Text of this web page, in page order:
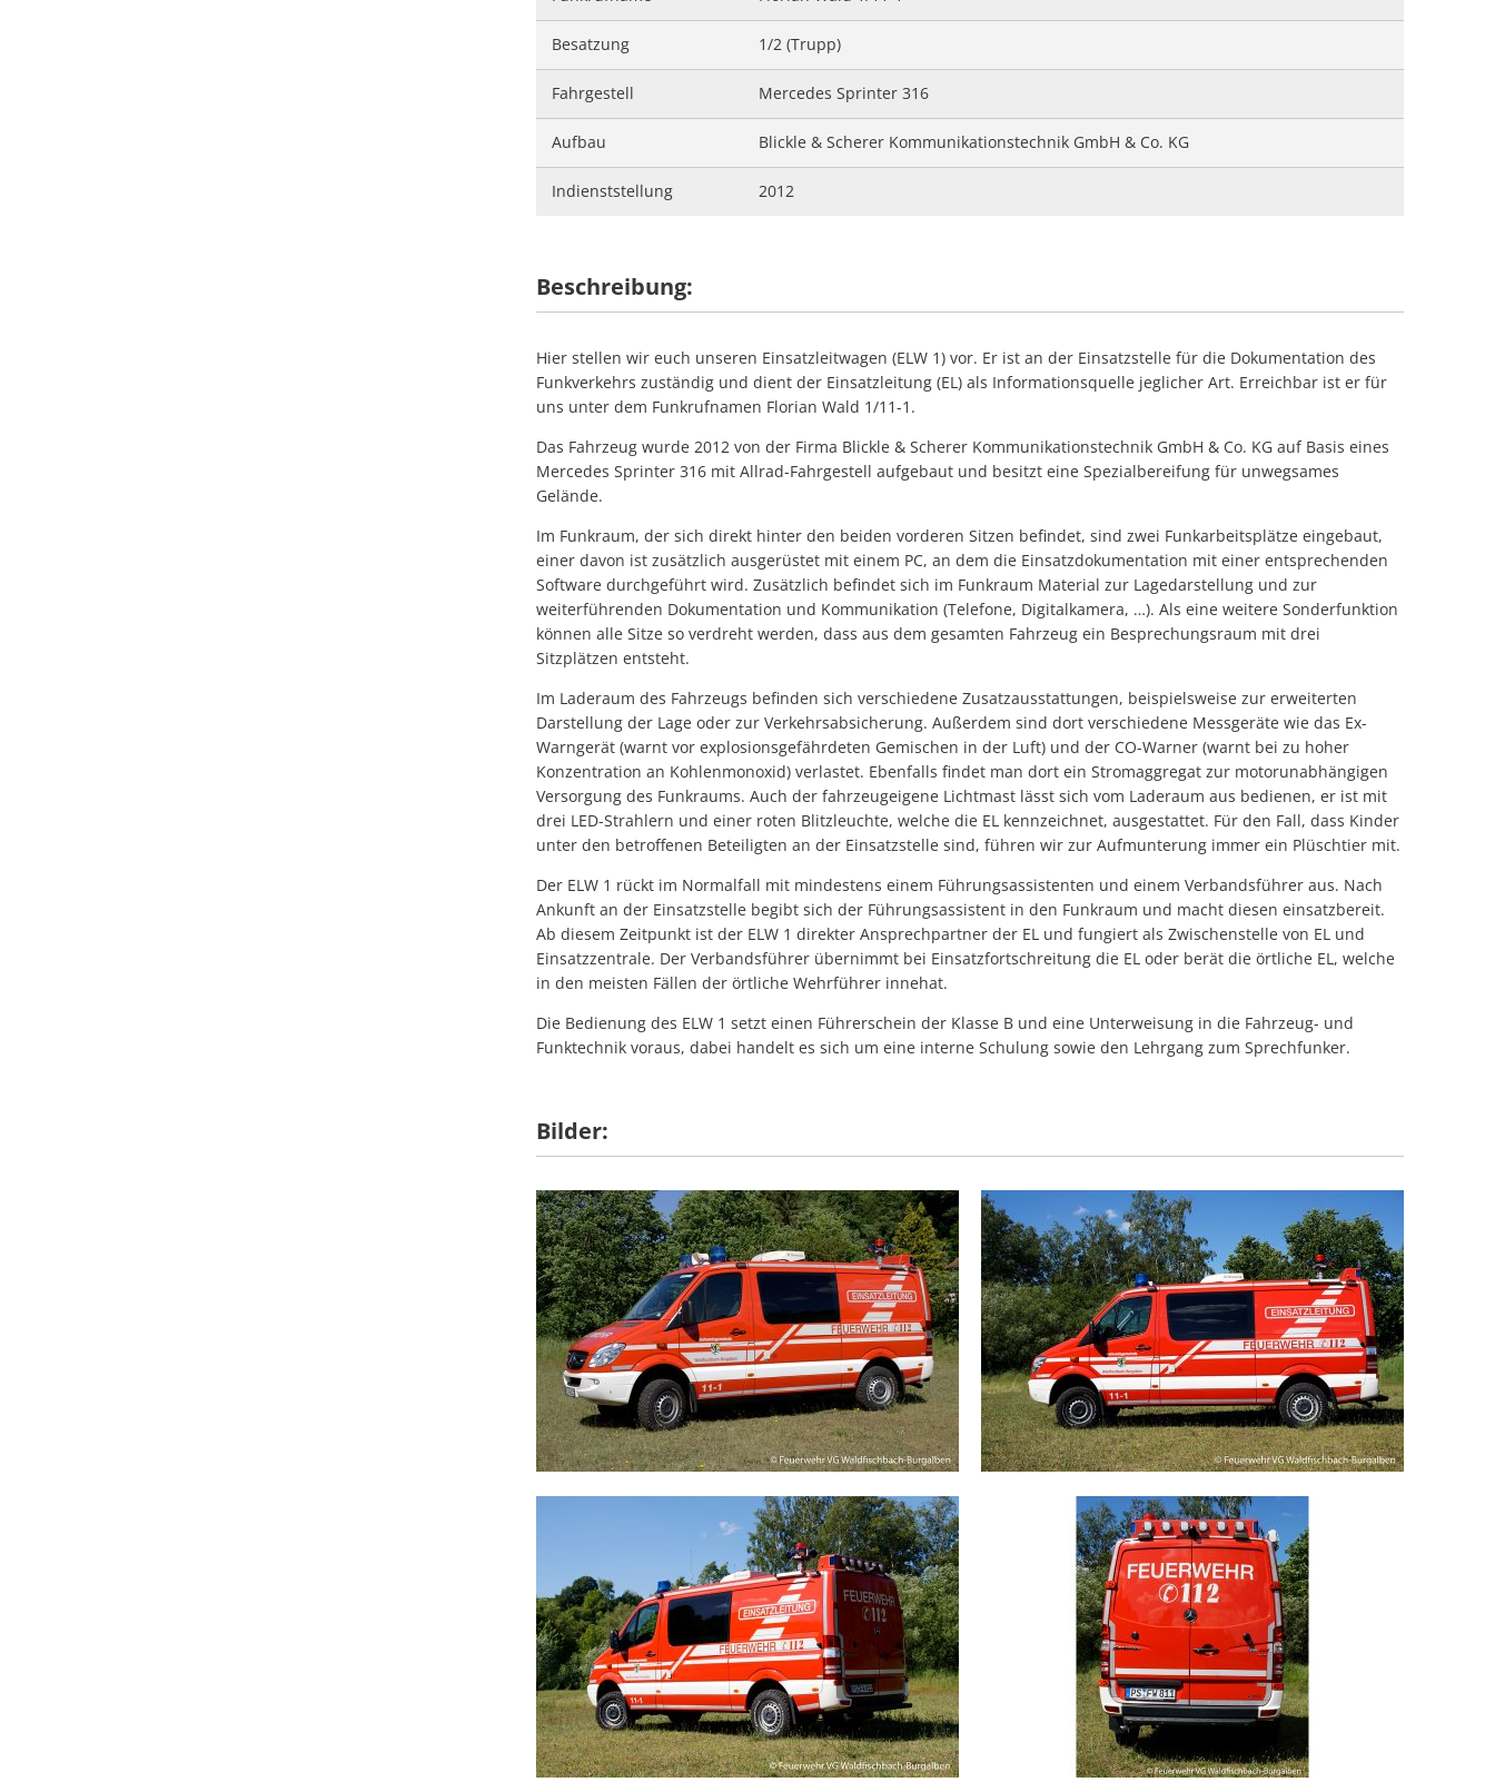
#26 - Einfache Hilfeleistung Burgalben
#24 - Unklare Rauchentwicklung im Freien Hermersberg
#09 - Stromausfall Schmalenberg
#07 - Wasser in Gebäude Waldfischbach
#06 - Unterstützung Rettungsdienst mit DLK Thaleischweiler
#05 - Personensuche Heltersberg
#04 - Notfalltüröffnung Waldfischbach
Besatzung 1/2 (Trupp)
Fahrgestell Mercedes Sprinter 316
Aufbau Blickle & Scherer Kommunikationstechnik GmbH & Co. KG
Indienststellung 2012
Beschreibung:
Hier stellen wir euch unseren Einsatzleitwagen (ELW 1) vor. Er ist an der Einsatzstelle für die Dokumentation des
Funkverkehrs zuständig und dient der Einsatzleitung (EL) als Informationsquelle jeglicher Art. Erreichbar ist er für
uns unter dem Funkrufnamen Florian Wald 1/11-1.
Das Fahrzeug wurde 2012 von der Firma Blickle & Scherer Kommunikationstechnik GmbH & Co. KG auf Basis eines
Mercedes Sprinter 316 mit Allrad-Fahrgestell aufgebaut und besitzt eine Spezialbereifung für unwegsames
Gelände.
Im Funkraum, der sich direkt hinter den beiden vorderen Sitzen befindet, sind zwei Funkarbeitsplätze eingebaut,
einer davon ist zusätzlich ausgerüstet mit einem PC, an dem die Einsatzdokumentation mit einer entsprechenden
Software durchgeführt wird. Zusätzlich befindet sich im Funkraum Material zur Lagedarstellung und zur
weiterführenden Dokumentation und Kommunikation (Telefone, Digitalkamera, …). Als eine weitere Sonderfunktion
können alle Sitze so verdreht werden, dass aus dem gesamten Fahrzeug ein Besprechungsraum mit drei
Sitzplätzen entsteht.
Im Laderaum des Fahrzeugs befinden sich verschiedene Zusatzausstattungen, beispielsweise zur erweiterten
Darstellung der Lage oder zur Verkehrsabsicherung. Außerdem sind dort verschiedene Messgeräte wie das Ex-
Warngerät (warnt vor explosionsgefährdeten Gemischen in der Luft) und der CO-Warner (warnt bei zu hoher
Konzentration an Kohlenmonoxid) verlastet. Ebenfalls findet man dort ein Stromaggregat zur motorunabhängigen
Versorgung des Funkraums. Auch der fahrzeugeigene Lichtmast lässt sich vom Laderaum aus bedienen, er ist mit
drei LED-Strahlern und einer roten Blitzleuchte, welche die EL kennzeichnet, ausgestattet. Für den Fall, dass Kinder
unter den betroffenen Beteiligten an der Einsatzstelle sind, führen wir zur Aufmunterung immer ein Plüschtier mit.
Der ELW 1 rückt im Normalfall mit mindestens einem Führungsassistenten und einem Verbandsführer aus. Nach
Ankunft an der Einsatzstelle begibt sich der Führungsassistent in den Funkraum und macht diesen einsatzbereit.
Ab diesem Zeitpunkt ist der ELW 1 direkter Ansprechpartner der EL und fungiert als Zwischenstelle von EL und
Einsatzzentrale. Der Verbandsführer übernimmt bei Einsatzfortschreitung die EL oder berät die örtliche EL, welche
in den meisten Fällen der örtliche Wehrführer innehat.
Die Bedienung des ELW 1 setzt einen Führerschein der Klasse B und eine Unterweisung in die Fahrzeug- und
Funktechnik voraus, dabei handelt es sich um eine interne Schulung sowie den Lehrgang zum Sprechfunker.
Bilder: